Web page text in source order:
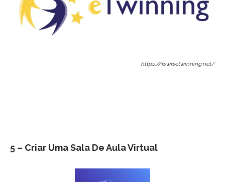
https://www.etwinning.net/
5 – Criar Uma Sala De AuLa Virtual